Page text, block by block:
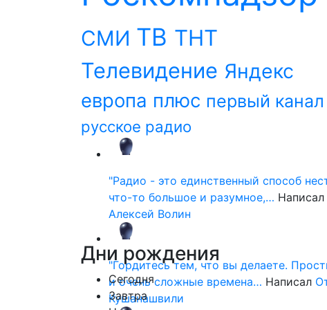
СМИ ТВ ТНТ
Телевидение Яндекс
европа плюс первый канал
русское радио
"Радио - это единственный способ
что-то большое и разумное,… Написал
Алексей Волин
"Гордитесь тем, что вы делаете.
и очень сложные времена… Написал
Кушанашвили
Дни рождения
Сегодня
Завтра